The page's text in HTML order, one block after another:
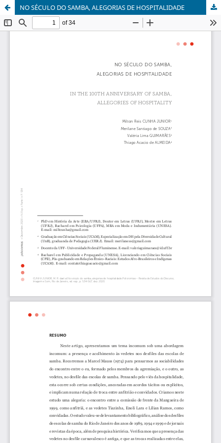
NO SÉCULO DO SAMBA, ALEGORIAS DE HOSPITALIDADE